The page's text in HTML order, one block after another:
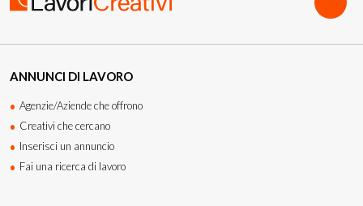
ANNUNCI DI LAVORO
Agenzie/Aziende che offrono
Creativi che cercano
Inserisci un annuncio
Fai una ricerca di lavoro